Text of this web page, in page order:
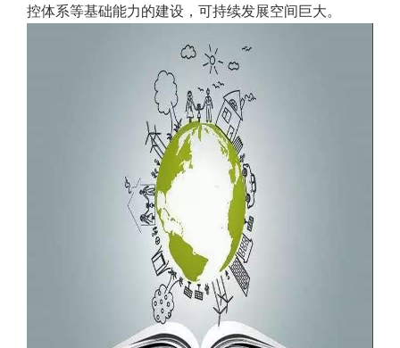
控体系等基础能力的建设，可持续发展空间巨大。